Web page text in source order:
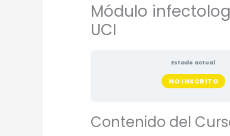
Módulo
UCI
Estado actual
NO INSCRITO
Contenido del